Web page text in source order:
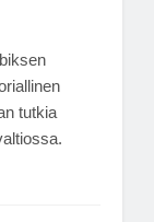
tutkia